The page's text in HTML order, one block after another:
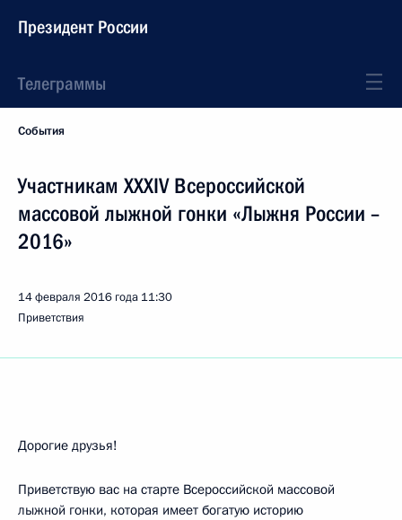
Президент России
Телеграммы
События
Участникам XXXIV Всероссийской
массовой лыжной гонки «Лыжня России –
2016»
14 февраля 2016 года 11:30
Приветствия
Дорогие друзья!
Приветствую вас на старте Всероссийской массовой
лыжной гонки, которая имеет богатую историю